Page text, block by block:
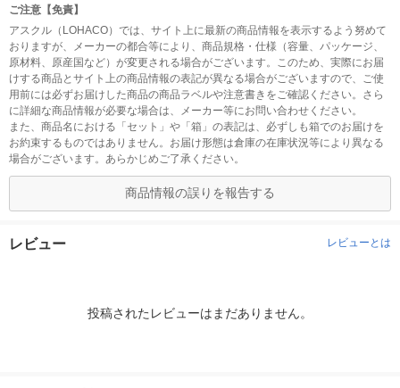
ご注意【免責】
アスクル（LOHACO）では、サイト上に最新の商品情報を表示するよう努めて
おりますが、メーカーの都合等により、商品規格・仕様（容量、パッケージ、
原材料、原産国など）が変更される場合がございます。このため、実際にお届
けする商品とサイト上の商品情報の表記が異なる場合がございますので、ご使
用前には必ずお届けした商品の商品ラベルや注意書きをご確認ください。さら
に詳細な商品情報が必要な場合は、メーカー等にお問い合わせください。
また、商品名における「セット」や「箱」の表記は、必ずしも箱でのお届けを
お約束するものではありません。お届け形態は倉庫の在庫状況等により異なる
場合がございます。あらかじめご了承ください。
商品情報の誤りを報告する
レビュー レビューとは
投稿されたレビューはまだありません。